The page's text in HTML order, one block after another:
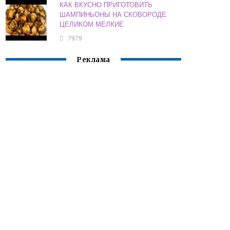
КАК ВКУСНО ПРИГОТОВИТЬ
ШАМПИНЬОНЫ НА СКОВОРОДЕ
ЦЕЛИКОМ МЕЛКИЕ
7979
Реклама